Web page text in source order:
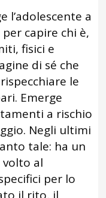
l’adolescente a
capire chi è,
fisici e
di sé che
le
Emerge
a rischio
Negli ultimi
tale: ha un
al
per lo